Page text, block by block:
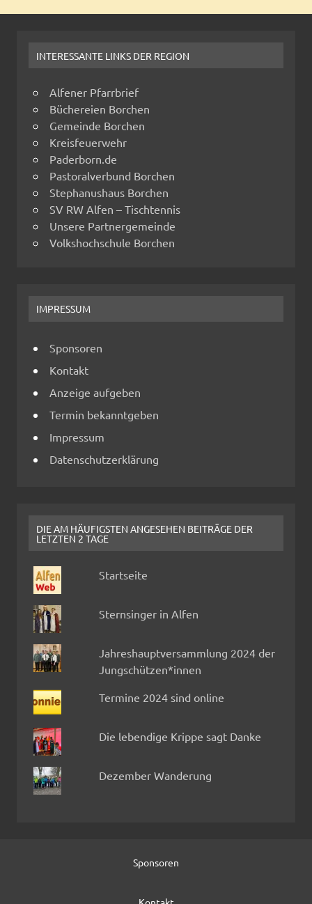
INTERESSANTE LINKS DER REGION
Alfener Pfarrbrief
Büchereien Borchen
Gemeinde Borchen
Kreisfeuerwehr
Paderborn.de
Pastoralverbund Borchen
Stephanushaus Borchen
SV RW Alfen – Tischtennis
Unsere Partnergemeinde
Volkshochschule Borchen
IMPRESSUM
Sponsoren
Kontakt
Anzeige aufgeben
Termin bekanntgeben
Impressum
Datenschutzerklärung
DIE AM HÄUFIGSTEN ANGESEHEN BEITRÄGE DER
LETZTEN 2 TAGE
Startseite
Sternsinger in Alfen
Jahreshauptversammlung 2024 der
Jungschützen*innen
Termine 2024 sind online
Die lebendige Krippe sagt Danke
Dezember Wanderung
Sponsoren